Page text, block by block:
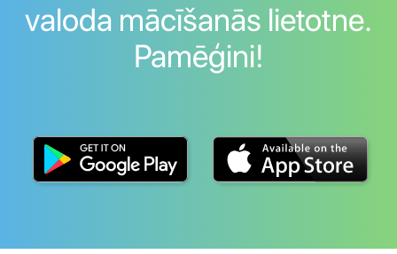
valoda mācīšanās lietotne.
Pamēģini!